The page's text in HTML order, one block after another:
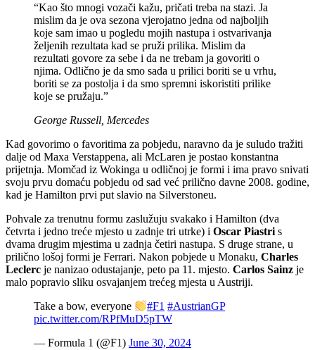
“Kao što mnogi vozači kažu, pričati treba na stazi. Ja
mislim da je ova sezona vjerojatno jedna od najboljih
koje sam imao u pogledu mojih nastupa i ostvarivanja
željenih rezultata kad se pruži prilika. Mislim da
rezultati govore za sebe i da ne trebam ja govoriti o
njima. Odlično je da smo sada u prilici boriti se u vrhu,
boriti se za postolja i da smo spremni iskoristiti prilike
koje se pružaju.”
George Russell, Mercedes
Kad govorimo o favoritima za pobjedu, naravno da je suludo tražiti
dalje od Maxa Verstappena, ali McLaren je postao konstantna
prijetnja. Momčad iz Wokinga u odličnoj je formi i ima pravo snivati
svoju prvu domaću pobjedu od sad već prilično davne 2008. godine,
kad je Hamilton prvi put slavio na Silverstoneu.
Pohvale za trenutnu formu zaslužuju svakako i Hamilton (dva
četvrta i jedno treće mjesto u zadnje tri utrke) i Oscar Piastri s
dvama drugim mjestima u zadnja četiri nastupa. S druge strane, u
prilično lošoj formi je Ferrari. Nakon pobjede u Monaku, Charles
Leclerc je nanizao odustajanje, peto pa 11. mjesto. Carlos Sainz je
malo popravio sliku osvajanjem trećeg mjesta u Austriji.
Take a bow, everyone #F1 #AustrianGP
pic.twitter.com/RPfMuD5pTW
— Formula 1 (@F1) June 30, 2024